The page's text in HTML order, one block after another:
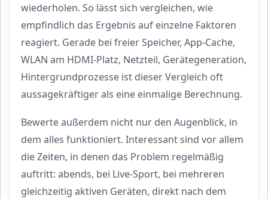
wiederholen. So lässt sich vergleichen, wie
empfindlich das Ergebnis auf einzelne Faktoren
reagiert. Gerade bei freier Speicher, App-Cache,
WLAN am HDMI-Platz, Netzteil, Gerätegeneration,
Hintergrundprozesse ist dieser Vergleich oft
aussagekräftiger als eine einmalige Berechnung.
Bewerte außerdem nicht nur den Augenblick, in
dem alles funktioniert. Interessant sind vor allem
die Zeiten, in denen das Problem regelmäßig
auftritt: abends, bei Live-Sport, bei mehreren
gleichzeitig aktiven Geräten, direkt nach dem